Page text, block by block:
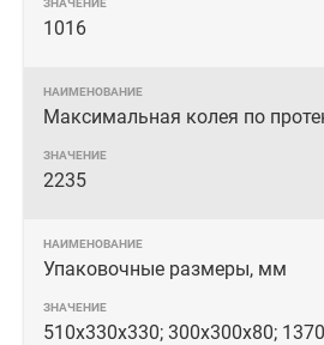
1016
Максимальная колея по
2235
Упаковочные размеры, мм
510x330x330; 300x300x80;